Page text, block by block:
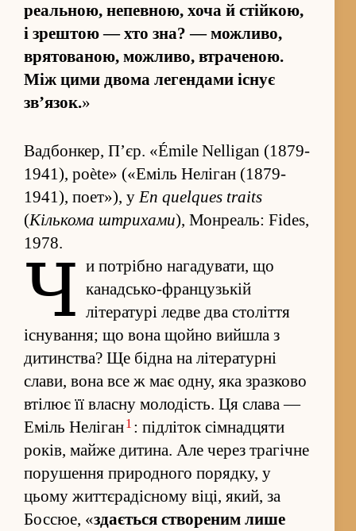
реальною, непевною, хоча й стійкою,
і зрештою — хто зна? — можливо,
врятованою, можливо, втраченою.
Між цими двома легендами існує
зв’язок.»
Вадбонкер, П’єр. «Émile Nelligan (1879-
1941), poète» («Еміль Неліган (1879-
1941), поет»), у En quelques traits
(Кількома штрихами), Монреаль: Fides,
1978.
Ч и потрібно нагадувати, що
канадсько-французькій
літературі ледве два столі­ття
існува­н­ня; що вона щойно ви­йшла з
дитинства? Ще бідна на літературні
слави, вона все ж має одну, яка зразково
втілює її власну молодість. Ця слава —
Еміль Неліган1 : під­літок сімнадцяти
років, майже дитина. Але через трагічне
поруше­ння природного порядку, у
цьому жит­тєрадісному віці, який, за
Бос­сюе, «здається створеним лише